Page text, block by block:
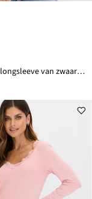
Interlock longsleeve van zwaar biologisch katoen